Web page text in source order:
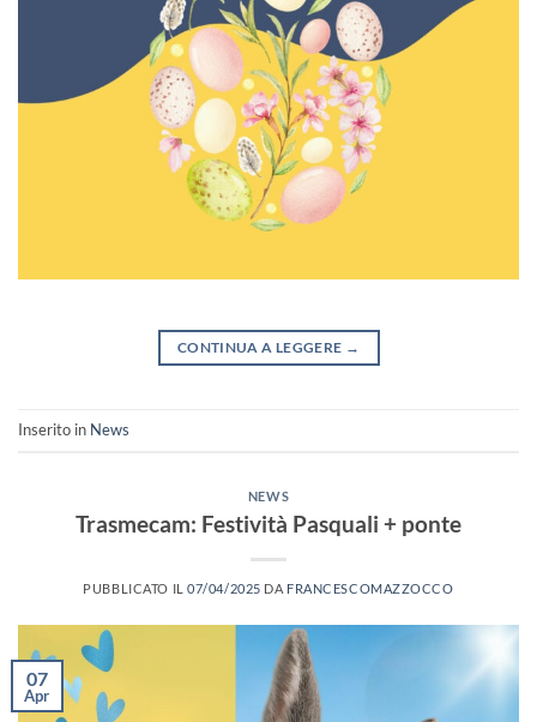
CONTINUA A LEGGERE →
Inserito in News
NEWS
Trasmecam: Festività Pasquali + ponte
PUBBLICATO IL07/04/2025 DA FRANCESCOMAZZOCCO
07
Apr